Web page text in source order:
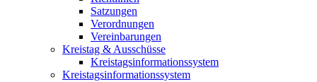
Satzungen
Verordnungen
Vereinbarungen
Kreistag & Ausschüsse
Kreistagsinformationssystem
Kreistagsinformationssystem